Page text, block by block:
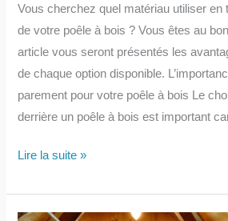
Vous cherchez quel matériau utiliser en
de votre poêle à bois ? Vous êtes au
article vous seront présentés les
de chaque option disponible.
parement pour votre poêle à bois Le
derrière un poêle à bois est important
Quel
installer
Lire la suite »